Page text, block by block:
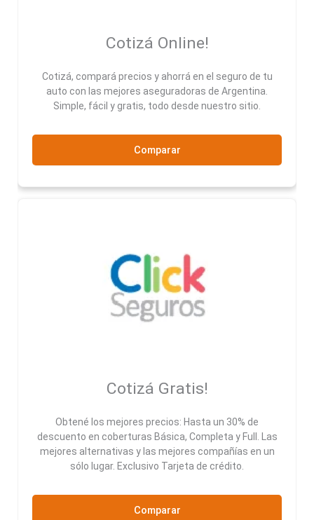
Cotizá Online!
Cotizá, compará precios y ahorrá en el seguro de tu
auto con las mejores aseguradoras de Argentina.
Simple, fácil y gratis, todo desde nuestro sitio.
Comparar
Cotizá Gratis!
Obtené los mejores precios: Hasta un 30% de
descuento en coberturas Básica, Completa y Full. Las
mejores alternativas y las mejores compañías en un
sólo lugar. Exclusivo Tarjeta de crédito.
Comparar